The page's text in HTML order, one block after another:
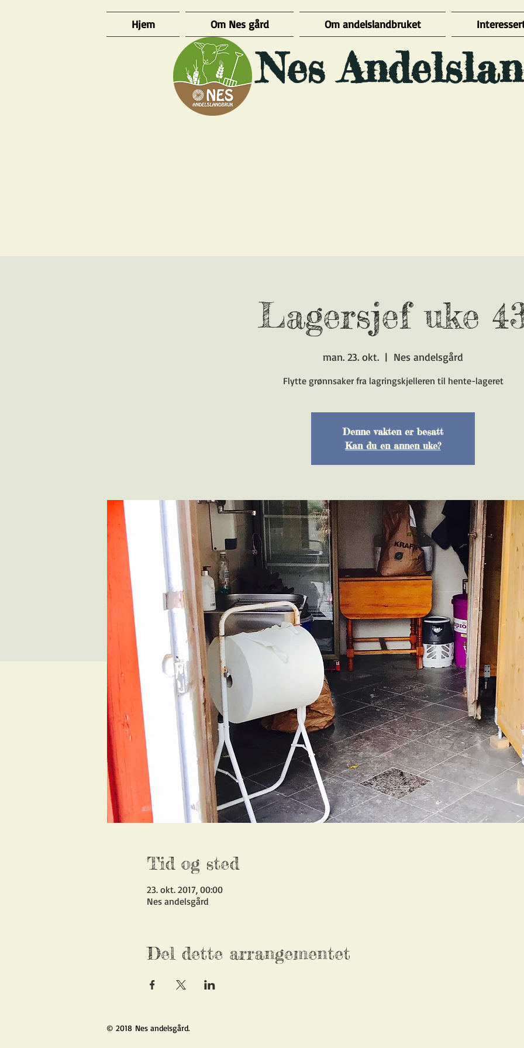
Hjem Om Nes gård Om andelslandbruket
Nes
Lagersjef uke
man. 23. okt.
  |
Nes andelsgård
Flytte grønnsaker fra lagringskjelleren til hente-lageret
Denne vakten er besatt
Kan du en annen uke?
Tid og sted
23. okt. 2017, 00:00
Nes andelsgård
Del dette arrangementet
© 2018 Nes andelsgård.